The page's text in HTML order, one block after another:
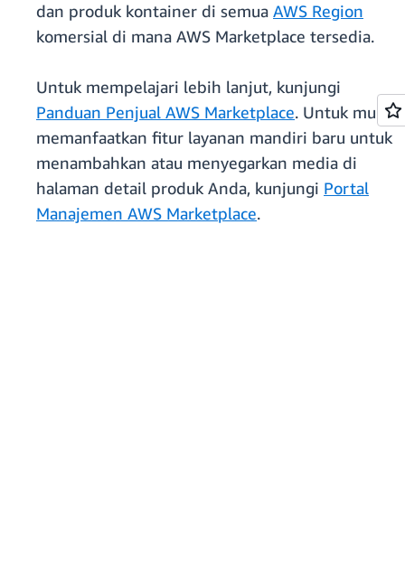
dan produk kontainer di semua AWS Region
komersial di mana AWS Marketplace tersedia.
Untuk mempelajari lebih lanjut, kunjungi
Panduan Penjual AWS Marketplace. Untuk mulai
memanfaatkan fitur layanan mandiri baru untuk
menambahkan atau menyegarkan media di
halaman detail produk Anda, kunjungi Portal
Manajemen AWS Marketplace.